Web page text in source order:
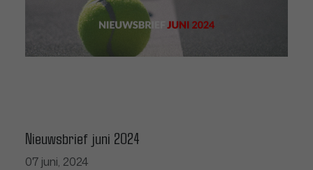
Nieuwsbrief juni 2024
07 juni, 2024